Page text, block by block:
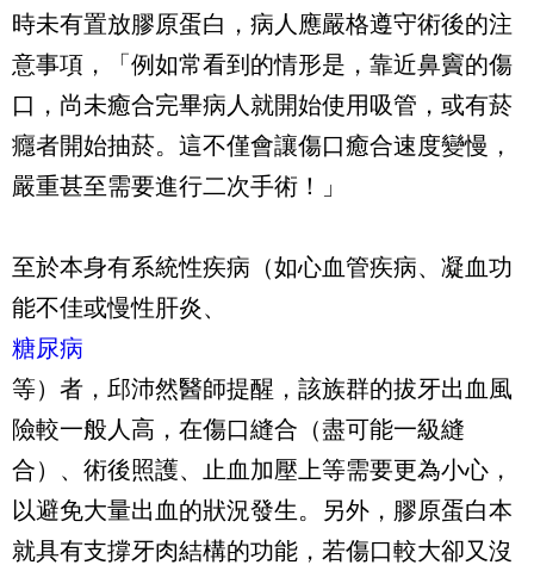
時未有置放膠原蛋白，病人應嚴格遵守術後的注
意事項，「例如常看到的情形是，靠近鼻竇的傷
口，尚未癒合完畢病人就開始使用吸管，或有菸
癮者開始抽菸。這不僅會讓傷口癒合速度變慢，
嚴重甚至需要進行二次手術！」
至於本身有系統性疾病（如心血管疾病、凝血功
能不佳或慢性肝炎、
糖尿病
等）者，邱沛然醫師提醒，該族群的拔牙出血風
險較一般人高，在傷口縫合（盡可能一級縫
合）、術後照護、止血加壓上等需要更為小心，
以避免大量出血的狀況發生。另外，膠原蛋白本
就具有支撐牙肉結構的功能，若傷口較大卻又沒